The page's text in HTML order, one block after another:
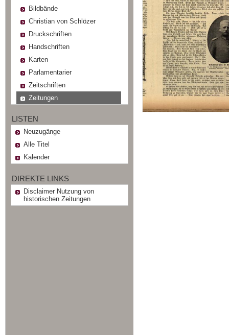
Bildbände
Christian von Schlözer
Druckschriften
Handschriften
Karten
Parlamentarier
Zeitschriften
Zeitungen
LISTEN
Neuzugänge
Alle Titel
Kalender
DIREKTE LINKS
Disclaimer Nutzung von
historischen Zeitungen